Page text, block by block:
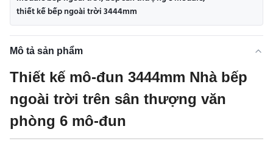
thiết kế bếp ngoài trời 3444mm
Mô tả sản phẩm
Thiết kế mô-đun 3444mm Nhà bếp
ngoài trời trên sân thượng văn
phòng 6 mô-đun